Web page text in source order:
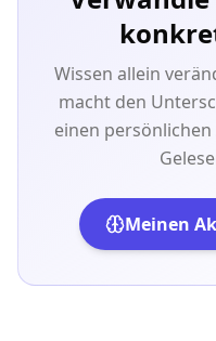
Wissen allein
macht den
einen
Meinen